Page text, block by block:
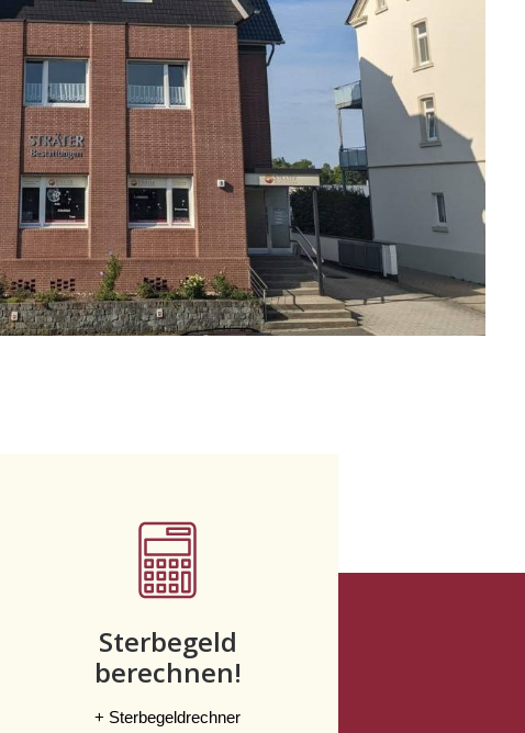
Sterbegeld
berechnen!
+ Sterbegeldrechner